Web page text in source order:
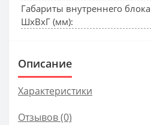
Габариты внутреннего блока
ШхВхГ (мм):
Описание
Характеристики
Отзывов (0)